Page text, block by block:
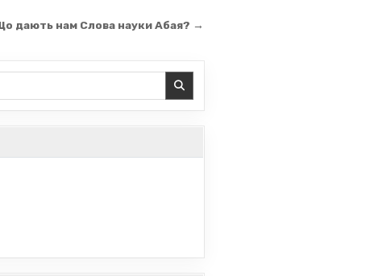
дають нам Слова науки Абая? →